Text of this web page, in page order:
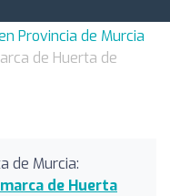
Provincia de Murcia
de Huerta de
de Murcia:
de Huerta